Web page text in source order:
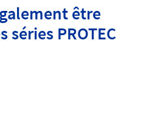
être
séries PROTEC